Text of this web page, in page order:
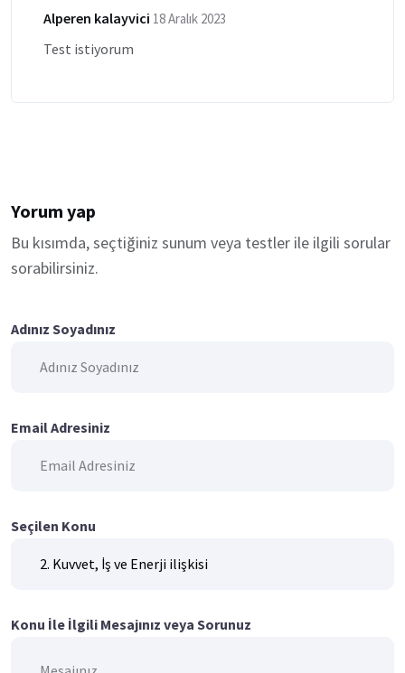
Alperen kalayvici 18 Aralık 2023
Test istiyorum
Yorum yap
Bu kısımda, seçtiğiniz sunum veya testler ile ilgili sorular
sorabilirsiniz.
Adınız Soyadınız
Email Adresiniz
Seçilen Konu
Konu İle İlgili Mesajınız veya Sorunuz